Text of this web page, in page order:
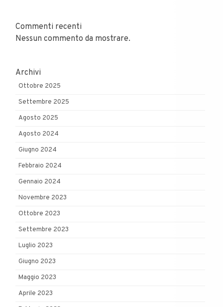
Commenti recenti
Nessun commento da mostrare.
Archivi
Ottobre 2025
Settembre 2025
Agosto 2025
Agosto 2024
Giugno 2024
Febbraio 2024
Gennaio 2024
Novembre 2023
Ottobre 2023
Settembre 2023
Luglio 2023
Giugno 2023
Maggio 2023
Aprile 2023